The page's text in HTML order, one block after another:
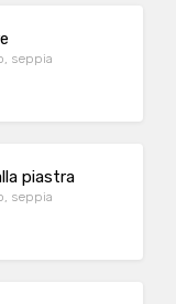
seppia
piastra
seppia